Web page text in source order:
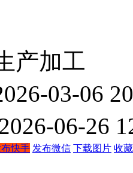
产加工
03-06
06-26
快手 发布微信 下载图片 收